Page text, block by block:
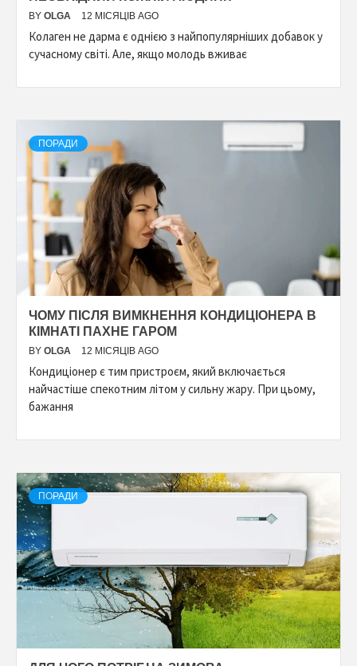
BY OLGA 12 МІСЯЦІВ AGO
Колаген не дарма є однією з найпопулярніших добавок у
сучасному світі. Але, якщо молодь вживає
ПОРАДИ
ЧОМУ ПІСЛЯ ВИМКНЕННЯ КОНДИЦІОНЕРА В
КІМНАТІ ПАХНЕ ГАРОМ
BY OLGA 12 МІСЯЦІВ AGO
Кондиціонер є тим пристроєм, який включається
найчастіше спекотним літом у сильну жару. При цьому,
бажання
ПОРАДИ